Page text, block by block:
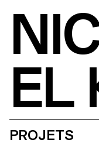
EL
PROJETS